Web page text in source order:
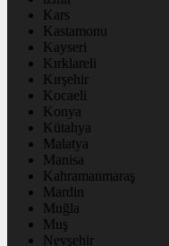
Kars
Kastamonu
Kayseri
Kırklareli
Kırşehir
Kocaeli
Konya
Kütahya
Malatya
Manisa
Kahramanmaraş
Mardin
Muğla
Muş
Nevşehir